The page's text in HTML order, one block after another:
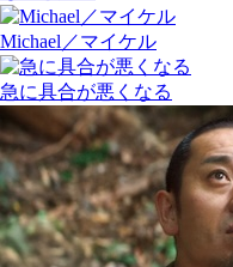
Michael／マイケル
急に具合が悪くなる